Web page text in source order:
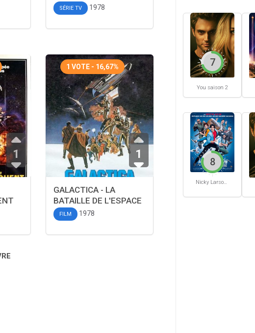
SÉRIE TV 1978
1
1 VOTE - 16,67%
1
GALACTICA - LA
BATAILLE DE L'ESPACE
FILM 1978
You saison 2
7
Nicky Larson et le parfum de Cupidon
8